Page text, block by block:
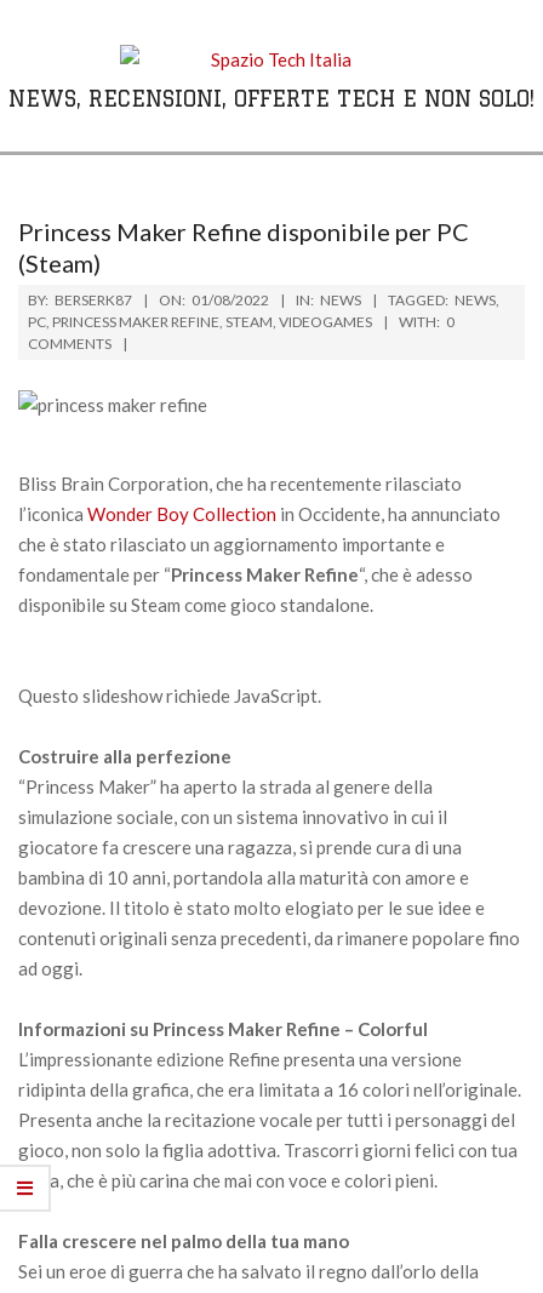
NEWS, RECENSIONI, OFFERTE TECH E NON SOLO!
MenuPrincess Maker Refine disponibile per PC
(Steam)
BY: BERSERK87 ON: 01/08/2022 IN: NEWS TAGGED: NEWS
PC PRINCESS MAKER REFINE STEAM VIDEOGAMES WITH: 0
COMMENTS
Bliss Brain Corporation, che ha recentemente rilasciato
l’iconica Wonder Boy Collection in Occidente, ha annunciato
che è stato rilasciato un aggiornamento importante e
fondamentale per “Princess Maker Refine“, che è adesso
disponibile su Steam come gioco standalone.
Questo slideshow richiede JavaScript.
Costruire alla perfezione
“Princess Maker” ha aperto la strada al genere della
simulazione sociale, con un sistema innovativo in cui il
giocatore fa crescere una ragazza, si prende cura di una
bambina di 10 anni, portandola alla maturità con amore e
devozione. Il titolo è stato molto elogiato per le sue idee e
contenuti originali senza precedenti, da rimanere popolare fino
ad oggi.
Informazioni su Princess Maker Refine – Colorful
L’impressionante edizione Refine presenta una versione
ridipinta della grafica, che era limitata a 16 colori nell’originale.
Presenta anche la recitazione vocale per tutti i personaggi del
gioco, non solo la figlia adottiva. Trascorri giorni felici con tua
figlia, che è più carina che mai con voce e colori pieni.
Falla crescere nel palmo della tua mano
Sei un eroe di guerra che ha salvato il regno dall’orlo della